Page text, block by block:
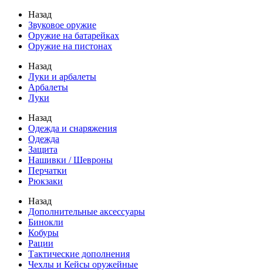
Назад
Звуковое оружие
Оружие на батарейках
Оружие на пистонах
Назад
Луки и арбалеты
Арбалеты
Луки
Назад
Одежда и снаряжения
Одежда
Защита
Нашивки / Шевроны
Перчатки
Рюкзаки
Назад
Дополнительные аксессуары
Бинокли
Кобуры
Рации
Тактические дополнения
Чехлы и Кейсы оружейные